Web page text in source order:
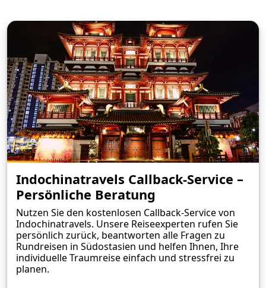
Indochinatravels Callback-Service –
Persönliche Beratung
Nutzen Sie den kostenlosen Callback-Service von
Indochinatravels. Unsere Reiseexperten rufen Sie
persönlich zurück, beantworten alle Fragen zu
Rundreisen in Südostasien und helfen Ihnen, Ihre
individuelle Traumreise einfach und stressfrei zu
planen.